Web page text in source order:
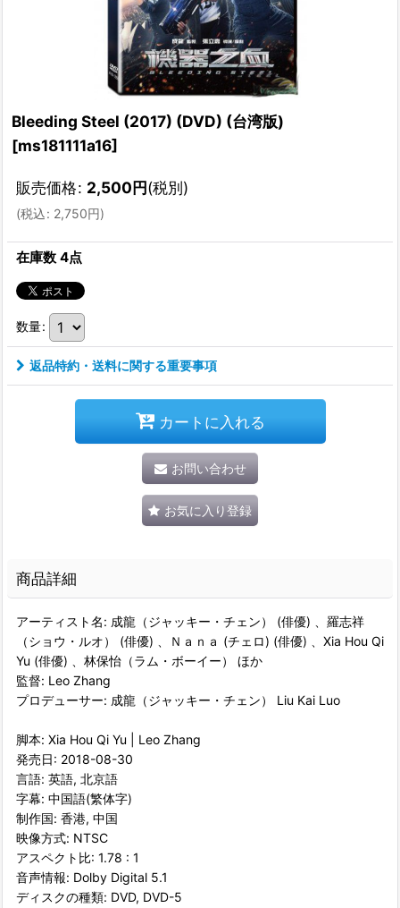
Bleeding Steel (2017) (DVD) (台湾版)
[ms181111a16]
販売価格: 2,500円(税別)
(税込: 2,750円)
在庫数 4点
数量:
返品特約・送料に関する重要事項
カートに入れる
お問い合わせ
お気に入り登録
商品詳細
アーティスト名: 成龍（ジャッキー・チェン） (俳優) 、羅志祥
（ショウ・ルオ） (俳優) 、Ｎａｎａ (チェロ) (俳優) 、Xia Hou Qi
Yu (俳優) 、林保怡（ラム・ボーイー） ほか
監督: Leo Zhang
プロデューサー: 成龍（ジャッキー・チェン） Liu Kai Luo
脚本: Xia Hou Qi Yu | Leo Zhang
発売日: 2018-08-30
言語: 英語, 北京語
字幕: 中国語(繁体字)
制作国: 香港, 中国
映像方式: NTSC
アスペクト比: 1.78 : 1
音声情報: Dolby Digital 5.1
ディスクの種類: DVD, DVD-5